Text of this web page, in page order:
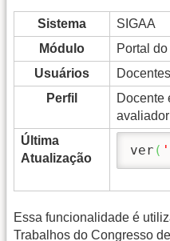
Sistema
SIGAA
Módulo
Portal
Usuários
Docentes
Perfil
Docente
Última
Atualização
ver (
Essa funcionalidade é
Trabalhos do Congresso